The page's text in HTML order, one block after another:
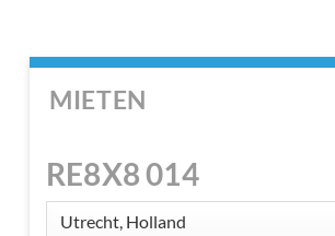
MIETEN
RE8X8 014